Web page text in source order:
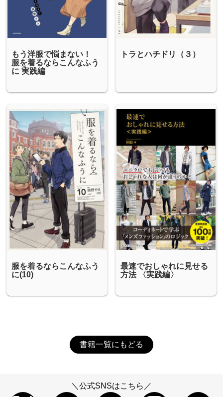
もう洋服で悩まない！
服を着るならこんなふう
に 実践編
トラとハチドリ（３）
服を着るならこんなふう
に(10)
最速でおしゃれに見せる
方法 〈実践編〉
書籍一覧にもどる
＼公式SNSはこちら／